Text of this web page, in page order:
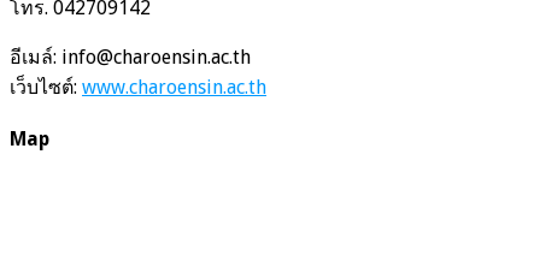
โทร. 042709142
อีเมล์: info@charoensin.ac.th
เว็บไซต์: www.charoensin.ac.th
Map